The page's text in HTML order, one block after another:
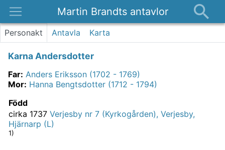
Martin Brandts antavlor
Platser
Kontakt
Personakt Antavla Karta
Karna Andersdotter
Far: Anders Eriksson (1702 - 1769)
Mor: Hanna Bengtsdotter (1712 - 1794)
Född
cirka 1737 Verjesby nr 7 (Kyrkogården), Verjesby,
Hjärnarp (L)
1)